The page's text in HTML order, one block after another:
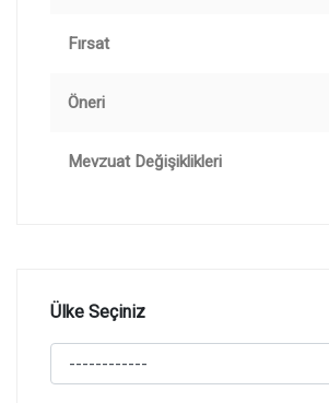
Fırsat
Öneri
Mevzuat Değişiklikleri
Ülke Seçiniz